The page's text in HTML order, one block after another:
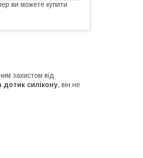
ви можете купити
захистом від
дотик силікону, він не